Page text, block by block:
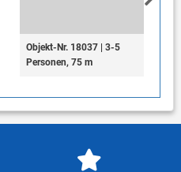
Objekt-Nr. 18037 | 3-5
Personen, 75 m